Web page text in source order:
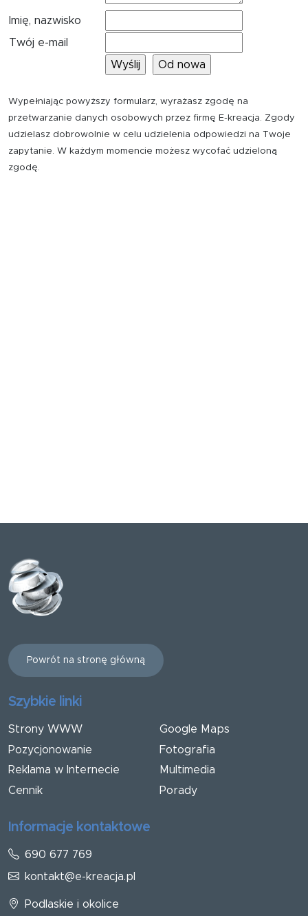
Imię, nazwisko
Twój e-mail
Wypełniając powyższy formularz, wyrażasz zgodę na
przetwarzanie danych osobowych przez firmę E-kreacja. Zgody
udzielasz dobrowolnie w celu udzielenia odpowiedzi na Twoje
zapytanie. W każdym momencie możesz wycofać udzieloną
zgodę.
Powrót na stronę główną
Szybkie linki
Strony WWW
Pozycjonowanie
Reklama w Internecie
Cennik
Google Maps
Fotografia
Multimedia
Porady
Informacje kontaktowe
690 677 769
kontakt@e-kreacja.pl
Podlaskie i okolice